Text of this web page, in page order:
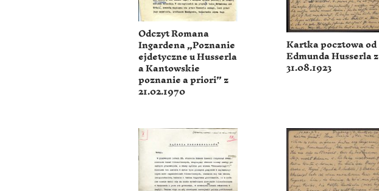
Odczyt Romana
Ingardena „Poznanie
ejdetyczne u Husserla
a Kantowskie
poznanie a priori” z
21.02.1970
Kartka pocztowa od
Edmunda Husserla z
31.08.1923